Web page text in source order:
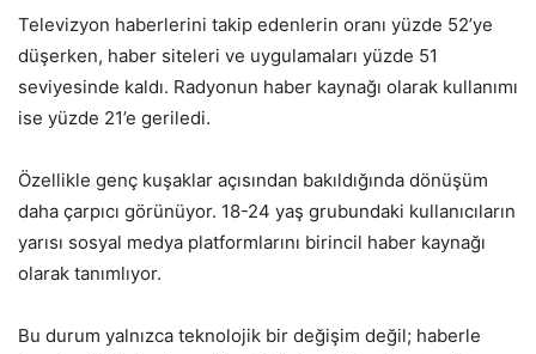
Televizyon haberlerini takip edenlerin oranı yüzde 52’ye
düşerken, haber siteleri ve uygulamaları yüzde 51
seviyesinde kaldı. Radyonun haber kaynağı olarak kullanımı
ise yüzde 21’e geriledi.
Özellikle genç kuşaklar açısından bakıldığında dönüşüm
daha çarpıcı görünüyor. 18-24 yaş grubundaki kullanıcıların
yarısı sosyal medya platformlarını birincil haber kaynağı
olarak tanımlıyor.
Bu durum yalnızca teknolojik bir değişim değil; haberle